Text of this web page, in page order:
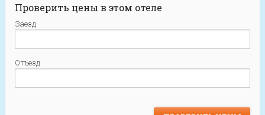
Проверить цены в этом отеле
Заезд
Отъезд